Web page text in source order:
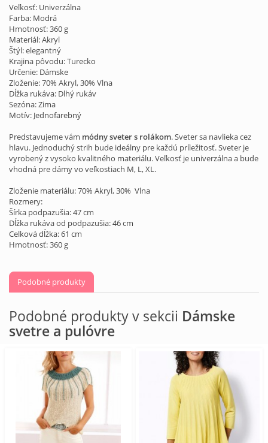
Veľkosť: Univerzálna
Farba: Modrá
Hmotnosť: 360 g
Materiál: Akryl
Štýl: elegantný
Krajina pôvodu: Turecko
Určenie: Dámske
Zloženie: 70% Akryl, 30% Vlna
Dĺžka rukáva: Dlhý rukáv
Sezóna: Zima
Motív: Jednofarebný
Predstavujeme vám módny sveter s rolákom. Sveter sa navlieka cez
hlavu. Jednoduchý strih bude ideálny pre každú príležitosť. Sveter je
vyrobený z vysoko kvalitného materiálu. Veľkosť je univerzálna a bude
vhodná pre dámy vo veľkostiach M, L, XL.
Zloženie materiálu: 70% Akryl, 30% Vlna
Rozmery:
Šírka podpazušia: 47 cm
Dĺžka rukáva od podpazušia: 46 cm
Celková dĺžka: 61 cm
Hmotnosť: 360 g
Podobné produkty
Podobné produkty v sekcii Dámske
svetre a pulóvre